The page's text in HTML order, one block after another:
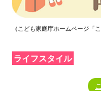
（こども家庭庁ホームページ「
ライフスタイル